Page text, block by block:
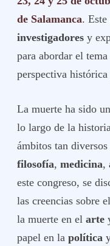
de Salamanca. Este
investigadores y
para abordar el
perspectiva
La muerte ha sido
lo largo de la
ámbitos tan
filosofía,medicina,
este congreso, se
las creencias sobre
la muerte en elarte
papel en lapolítica